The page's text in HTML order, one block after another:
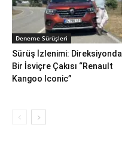
Deneme Sürüşleri
Sürüş İzlenimi: Direksiyonda
Bir İsviçre Çakısı “Renault
Kangoo Iconic”